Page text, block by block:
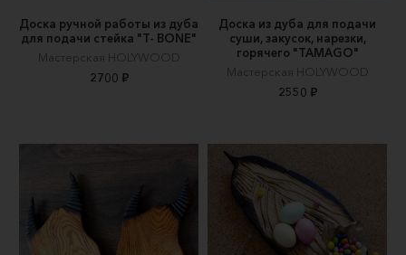
Доска ручной работы из дуба
для подачи стейка "T- BONE"
Мастерская HOLYWOOD
2700 ₽
Доска из дуба для подачи
суши, закусок, нарезки,
горячего "TAMAGO"
Мастерская HOLYWOOD
2550 ₽